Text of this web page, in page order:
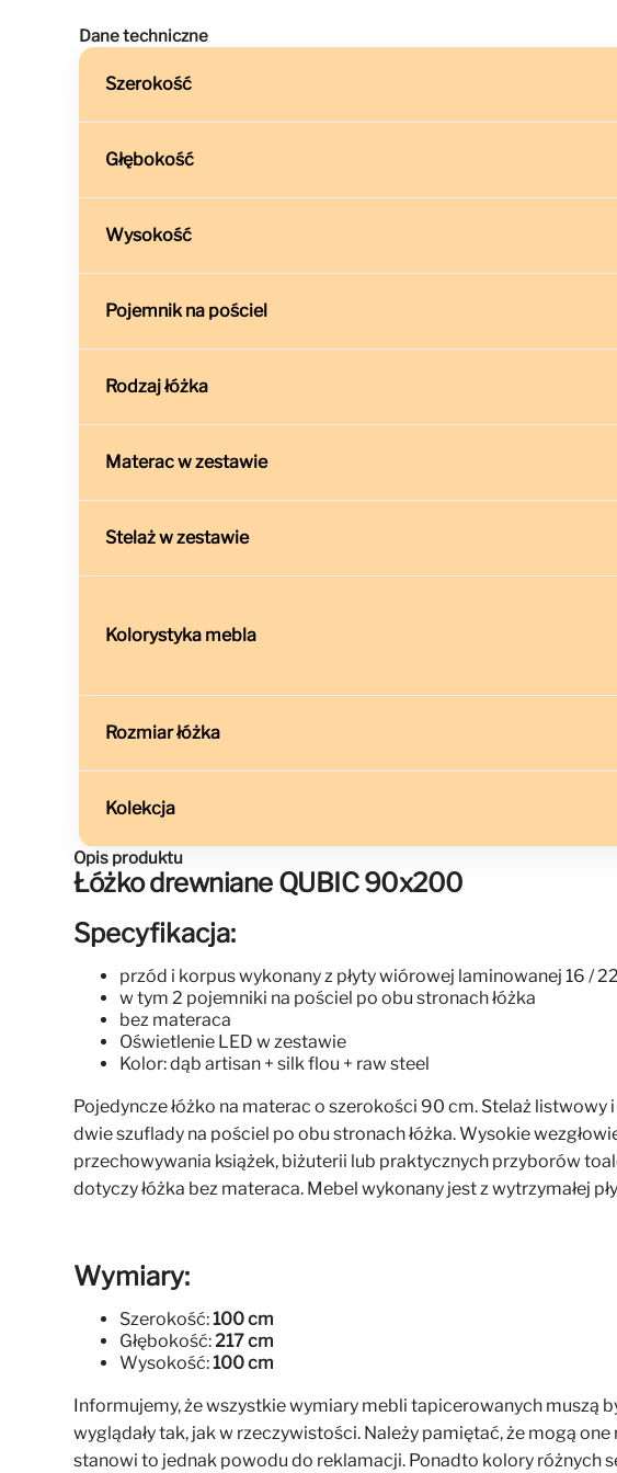
Dane techniczne
Szerokość
Głębokość
Wysokość
Pojemnik na pościel
Rodzaj łóżka
Materac w zestawie
Stelaż w zestawie
Kolorystyka mebla
Rozmiar łóżka
Kolekcja
Opis produktu
Łóżko drewniane QUBIC 90x200
Specyfikacja:
przód i korpus wykonany z płyty wiórowej laminowanej 16 /
w tym 2 pojemniki na pościel po obu stronach łóżka
bez materaca
Oświetlenie LED w zestawie
Kolor: dąb artisan + silk flou + raw steel
Pojedyncze łóżko na materac o szerokości 90 cm. Stelaż
dwie szuflady na pościel po obu stronach łóżka. Wysokie
przechowywania książek, biżuterii lub praktycznych przyborów
dotyczy łóżka bez materaca. Mebel wykonany jest z wytrzymałej
Wymiary:
Szerokość:100 cm
Głębokość:217 cm
Wysokość:100 cm
Informujemy, że wszystkie wymiary mebli tapicerowanych muszą
wyglądały tak, jak w rzeczywistości. Należy pamiętać, że mogą
stanowi to jednak powodu do reklamacji. Ponadto kolory różnych